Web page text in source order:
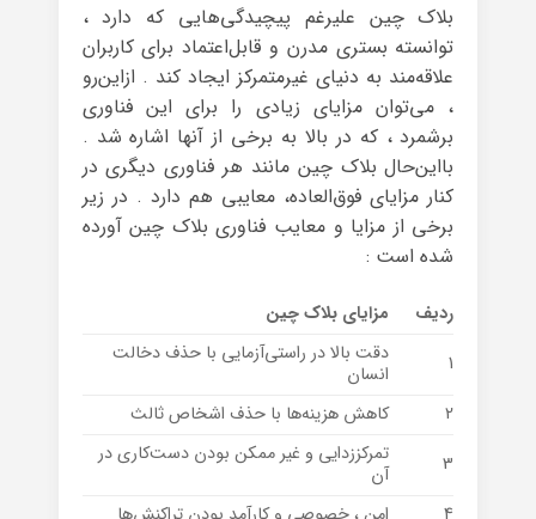
بلاک چین علیرغم پیچیدگی‌هایی که دارد ،
توانسته بستری مدرن و قابل‌اعتماد برای کاربران
علاقه‌مند به دنیای غیرمتمرکز ایجاد کند . ازاین‌رو
، می‌توان مزایای زیادی را برای این فناوری
برشمرد ، که در بالا به برخی از آنها اشاره شد .
بااین‌حال بلاک چین مانند هر فناوری دیگری در
کنار مزایای فوق‌العاده، معایبی هم دارد . در زیر
برخی از مزایا و معایب فناوری بلاک چین آورده
شده است :
ردیف
مزایای بلاک چین
1
دقت بالا در راستی‌آزمایی با حذف دخالت
انسان
2
کاهش هزینه‌ها با حذف اشخاص ثالث
3
تمرکززدایی و غیر ممکن بودن دست‌کاری در
آن